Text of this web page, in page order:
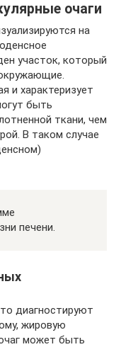
очаги
на
участок, который
и характеризует
быть
ткани, чем
В таком случае
печени.
диагностируют
жировую
может быть